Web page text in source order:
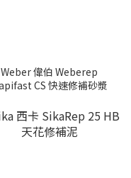
Weber 偉伯 Weberep
Rapifast CS 快速修補砂漿